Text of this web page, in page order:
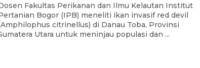
Fakultas Perikanan dan Ilmu Kelautan Institut
Bogor (IPB) meneliti ikan invasif red devil
citrinellus) di Danau Toba, Provinsi
Utara untuk meninjau populasi dan ...